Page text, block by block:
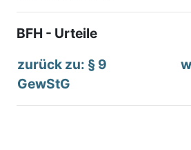
BFH - Urteile
zurück zu: § 9
GewStG